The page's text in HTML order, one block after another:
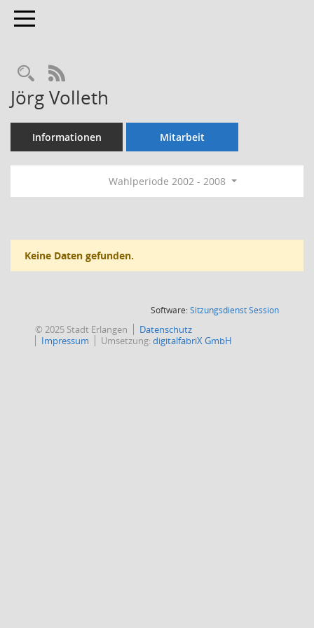
Toggle navigation
Rechercheauswahl
RSS-Feed
Jörg Volleth
Informationen Mitarbeit
Wahlperiode 2002 - 2008
Keine Daten gefunden.
Software:SitzungsdienstSession(Wird in
© 2025 Stadt Erlangen
Datenschutz
Impressum
Umsetzung:digitalfabriX GmbH